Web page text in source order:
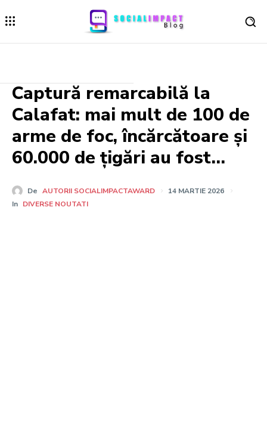
Captură remarcabilă la
Calafat: mai mult de 100 de
arme de foc, încărcătoare și
60.000 de țigări au fost…
De AUTORII SOCIALIMPACTAWARD
14 MARTIE 2026
In DIVERSE NOUTATI